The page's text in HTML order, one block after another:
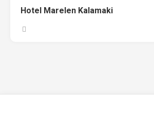
Hotel Marelen Kalamaki